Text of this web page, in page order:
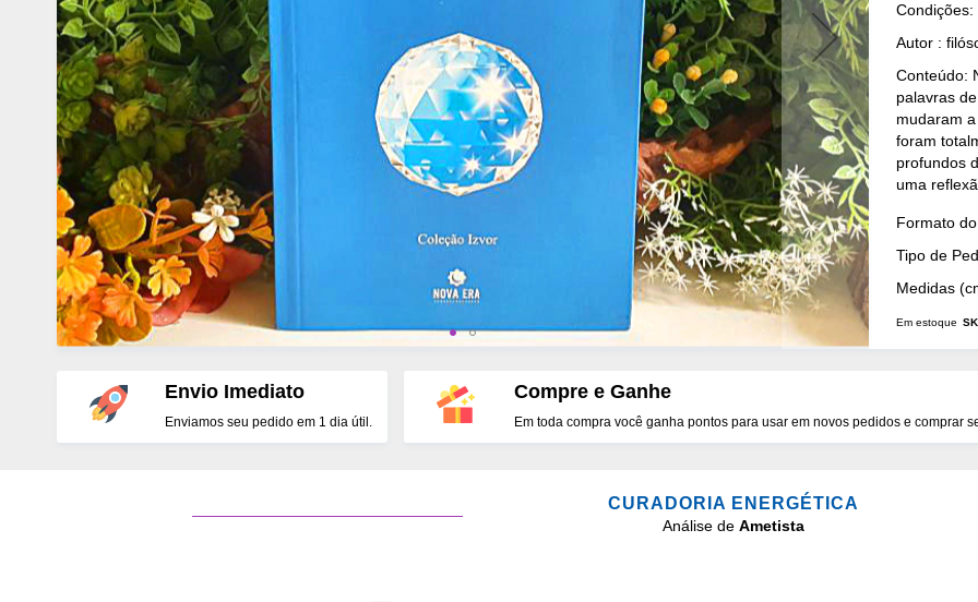
Condições:
Autor :
Conteúdo:
palavras
mudaram
foram
profundos
uma
Mais
Formato
Tipo de
Medidas
Em estoque
Envio Imediato
Enviamos seu pedido em 1 dia útil.
Compre e Ganhe
Em toda compra você ganha pontos para usar em novos pedidos e comprar
CURADORIA ENERGÉTICA
Análise de Ametista